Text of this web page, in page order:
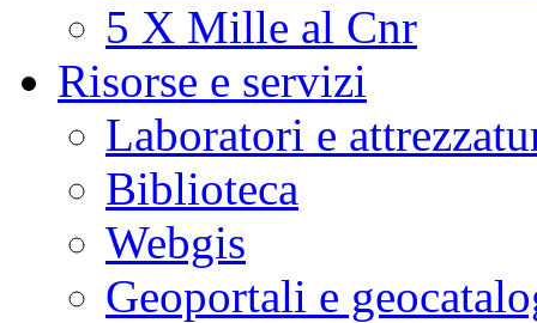
5 X Mille al Cnr
Risorse e servizi
Laboratori e
Biblioteca
Webgis
Geoportali e